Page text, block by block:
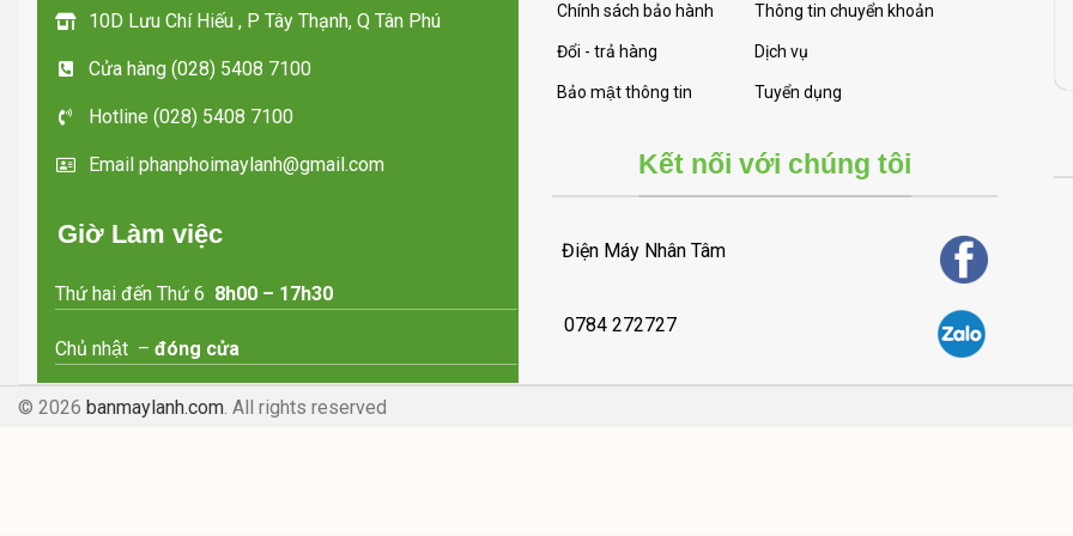
10D Lưu Chí Hiếu , P Tây Thạnh, Q Tân Phú
Cửa hàng (028) 5408 7100
Hotline (028) 5408 7100
Email phanphoimaylanh@gmail.com
Giờ Làm việc
Thứ hai đến Thứ 6 8h00 – 17h30
Chủ nhật – đóng cửa
Chính sách bảo hành
Đổi - trả hàng
Bảo mật thông tin
Thông tin chuyển khoản
Dịch vụ
Tuyển dụng
Kết nối với chúng tôi
Điện Máy Nhân Tâm
0784 272727
© 2026 banmaylanh.com . All rights reserved